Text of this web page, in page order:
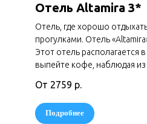
Отель Altamira 3*
Отель, где хорошо
прогулками. Отель
Этот отель располагается
выпейте кофе, наблюдая
От 2759 р.
Подробнее